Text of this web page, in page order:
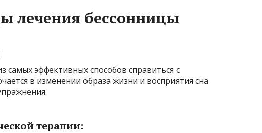
лечения бессонницы
самых эффективных способов справиться с
в изменении образа жизни и восприятия сна
терапии: